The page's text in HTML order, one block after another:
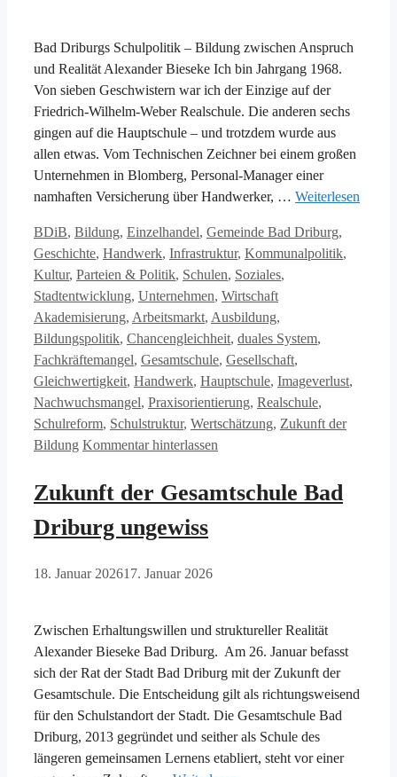
Bad Driburgs Schulpolitik – Bildung zwischen Anspruch
und Realität Alexander Bieseke Ich bin Jahrgang 1968.
Von sieben Geschwistern war ich der Einzige auf der
Friedrich-Wilhelm-Weber Realschule. Die anderen sechs
gingen auf die Hauptschule – und trotzdem wurde aus
allen etwas. Vom Technischen Zeichner bei einem großen
Unternehmen in Blomberg, Personal-Manager einer
namhaften Versicherung über Handwerker, … Weiterlesen
Kategorien
BDiB, Bildung, Einzelhandel, Gemeinde Bad Driburg,
Geschichte, Handwerk, Infrastruktur, Kommunalpolitik,
Kultur, Parteien & Politik, Schulen, Soziales,
Stadtentwicklung, Unternehmen, WirtschaftSchlagwörter
Akademisierung, Arbeitsmarkt, Ausbildung,
Bildungspolitik, Chancengleichheit, duales System,
Fachkräftemangel, Gesamtschule, Gesellschaft,
Gleichwertigkeit, Handwerk, Hauptschule, Imageverlust,
Nachwuchsmangel, Praxisorientierung, Realschule,
Schulreform, Schulstruktur, Wertschätzung, Zukunft der
Bildung Kommentar hinterlassen
Zukunft der Gesamtschule Bad
Driburg ungewiss
18. Januar 202617. Januar 2026
Zwischen Erhaltungswillen und struktureller Realität
Alexander Bieseke Bad Driburg. Am 26. Januar befasst
sich der Rat der Stadt Bad Driburg mit der Zukunft der
Gesamtschule. Die Entscheidung gilt als richtungsweisend
für den Schulstandort der Stadt. Die Gesamtschule Bad
Driburg, 2013 gegründet und seither als Schule des
längeren gemeinsamen Lernens etabliert, steht vor einer